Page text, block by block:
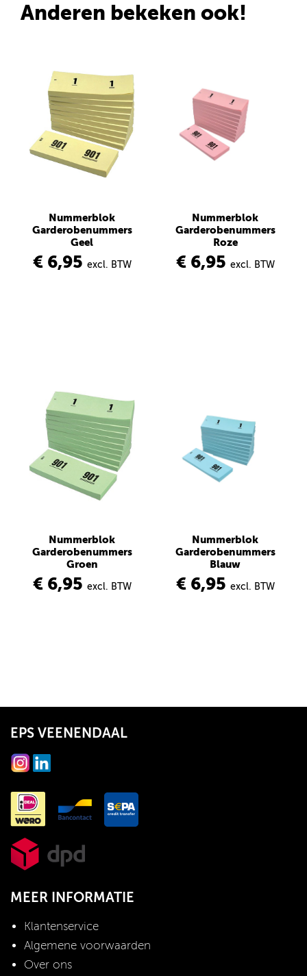
Anderen bekeken ook!
Nummerblok
Garderobenummers
Geel
€ 6,95 excl. BTW
Nummerblok
Garderobenummers
Roze
€ 6,95 excl. BTW
Nummerblok
Garderobenummers
Groen
€ 6,95 excl. BTW
Nummerblok
Garderobenummers
Blauw
€ 6,95 excl. BTW
EPS VEENENDAAL
MEER INFORMATIE
Klantenservice
Algemene voorwaarden
Over ons